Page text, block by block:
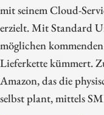
mit seinem Cloud-
erzielt. Mit Standard
möglichen
Lieferkette kümmert.
Amazon, das die
selbst plant, mittels